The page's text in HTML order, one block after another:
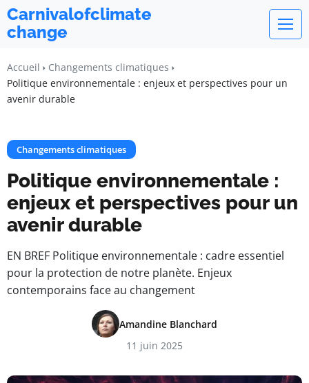
Carnivalofclimate
change
Accueil
Changements climatiques
Politique environnementale : enjeux et perspectives pour un
avenir durable
Changements climatiques
Politique environnementale :
enjeux et perspectives pour un
avenir durable
EN BREF Politique environnementale : cadre essentiel
pour la protection de notre planète. Enjeux
contemporains face au changement
Amandine Blanchard
11 juin 2025